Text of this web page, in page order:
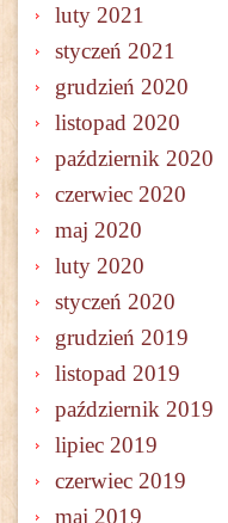
luty 2021
styczeń 2021
grudzień 2020
listopad 2020
październik 2020
czerwiec 2020
maj 2020
luty 2020
styczeń 2020
grudzień 2019
listopad 2019
październik 2019
lipiec 2019
czerwiec 2019
maj 2019